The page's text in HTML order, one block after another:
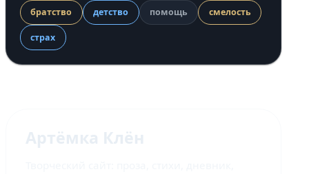
братство детство помощь смелость
страх